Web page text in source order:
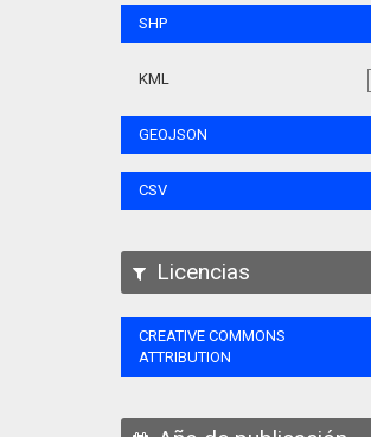
SHP
KML
GEOJSON
CSV
Licencias
CREATIVE COMMONS
ATTRIBUTION